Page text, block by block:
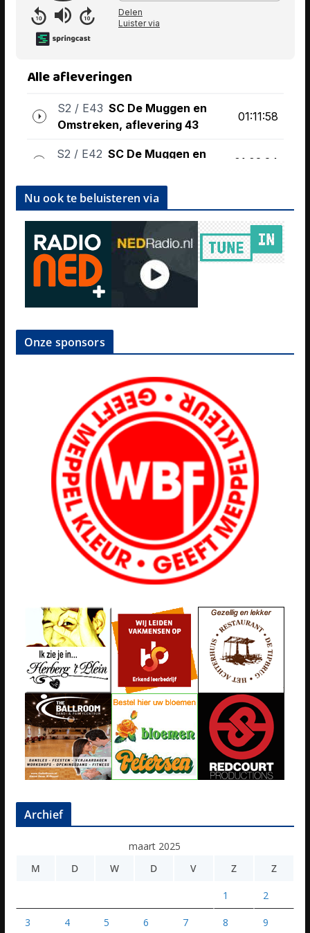
Nu ook te beluisteren via
Onze sponsors
Archief
maart 2025
M
D W D V Z Z
1 2
3 4 5 6 7 8 9